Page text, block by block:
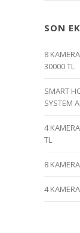
SON
8
30000 TL
SMART
SYSTEM
4
TL
8
4